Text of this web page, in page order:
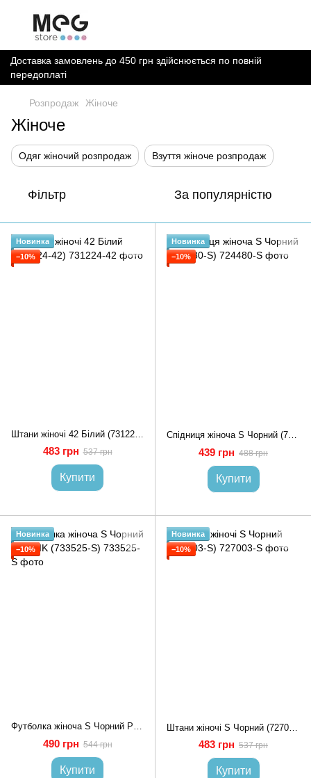
Доставка замовлень до 450 грн здійснюється по повній
передоплаті
Розпродаж Жіноче
Жіноче
Одяг жіночий розпродаж Взуття жіноче розпродаж
Фільтр За популярністю
Новинка
−10%
483 грн 537 грн
Купити
Новинка
−10%
Спідниця жіноча S Чорний (724480-S)
439 грн 488 грн
Купити
Новинка
−10%
Футболка жіноча S Чорний PONCIK (733525-S)
490 грн 544 грн
Купити
Новинка
−10%
483 грн 537 грн
Купити